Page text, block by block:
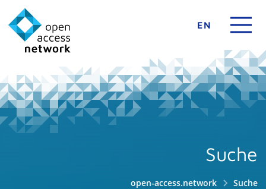
EN
Suche
open-access.network Suche